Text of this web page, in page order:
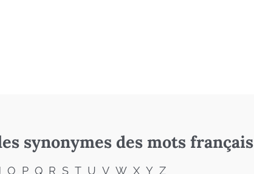
synonymes des mots français
O P Q R S T U V W X Y Z